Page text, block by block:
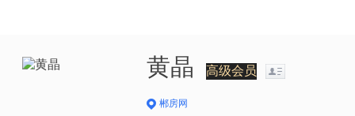
黄晶 高级会员
郴房网